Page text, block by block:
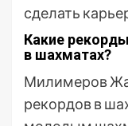
сделать
Какие
в шахматах?
Милимеров
рекордов в